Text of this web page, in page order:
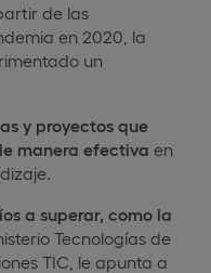
de las
en 2020, la
un
y proyectos que
manera efectiva en
a superar, como la
Tecnologías de
TIC, le apunta a